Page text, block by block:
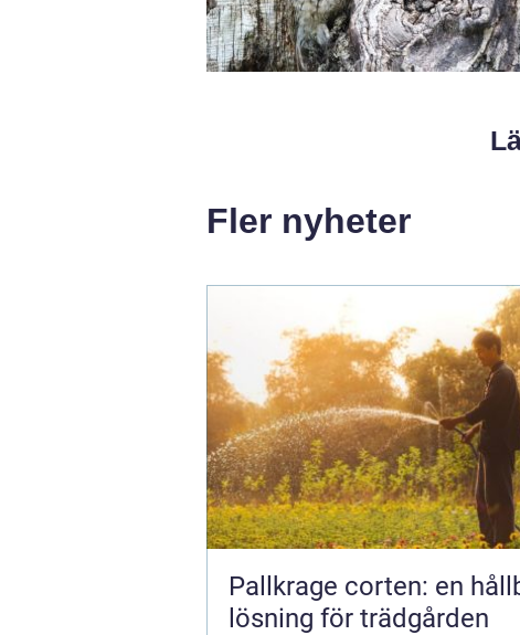
Fler nyheter
Pallkrage corten: en
lösning för trädgården